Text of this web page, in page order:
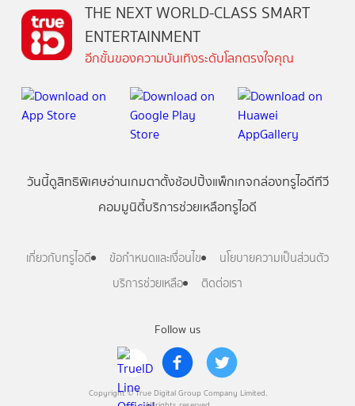
Follow us
Copyright © True Digital Group Company Limited.
THE NEXT WORLD-CLASS SMART
ENTERTAINMENT
อีกขั้นของความบันเทิงระดับโลกตรงใจคุณ
วันนี้ดูสิทธิพิเศษอ่านเกมตาตั้งช้อปปิ้งแพ็กเกจกล่องทรูไอดีทีวี
คอมมูนิตี้บริการช่วยเหลือทรูไอดี
เกี่ยวกับทรูไอดี ข้อกำหนดและเงื่อนไข
นโยบายความเป็นส่วนตัว
บริการช่วยเหลือ
ติดต่อเรา